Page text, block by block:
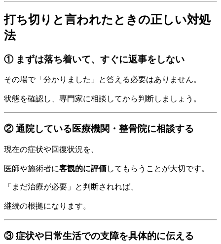
打ち切りと言われたときの正しい対処
法
① まずは落ち着いて、すぐに返事をしない
その場で「分かりました」と答える必要はありません。
状態を確認し、専門家に相談してから判断しましょう。
② 通院している医療機関・整骨院に相談する
現在の症状や回復状況を、
医師や施術者に客観的に評価してもらうことが大切です。
「まだ治療が必要」と判断されれば、
継続の根拠になります。
③ 症状や日常生活での支障を具体的に伝える